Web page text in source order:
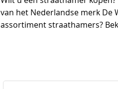
van het Nederlandse merk De
assortiment straathamers?